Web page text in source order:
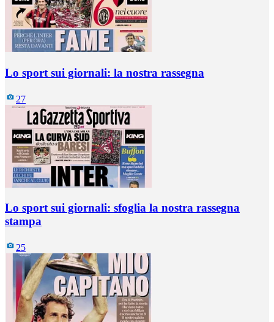
Lo sport sui giornali: la nostra rassegna
27
Lo sport sui giornali: sfoglia la nostra rassegna
stampa
25